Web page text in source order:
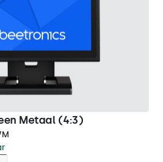
Metaal (4:3)